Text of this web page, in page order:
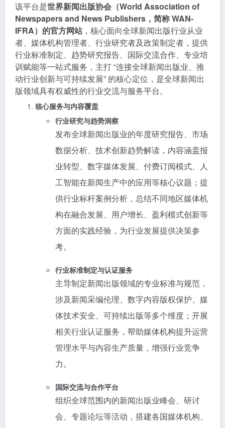
该平台是世界新闻出版协会（World Association of
Newspapers and News Publishers，简称 WAN-
IFRA）的官方网站，核心面向全球新闻出版行业从业
者、媒体机构管理者、行业研究者及政策制定者，提供
行业标准制定、趋势研究报告、国际交流合作、专业培
训赋能等一站式服务，主打 “连接全球新闻出版业、推
动行业创新与可持续发展” 的核心定位，是全球新闻出
版领域具有权威性的行业交流与服务平台。
核心服务与内容覆盖
行业研究与趋势洞察
发布全球新闻出版业的年度研究报告、市场
数据分析、技术创新趋势解读，内容涵盖报
业转型、数字媒体发展、付费订阅模式、人
工智能在新闻生产中的应用等核心议题；提
供行业标杆案例分析，总结不同地区媒体机
构在融合发展、用户增长、盈利模式创新等
方面的实践经验，为行业发展提供决策参
考。
行业标准制定与认证服务
主导制定新闻出版领域的专业标准与规范，
涉及新闻采编伦理、数字内容版权保护、媒
体技术安全、可持续出版等多个维度；开展
相关行业认证服务，帮助媒体机构提升运营
管理水平与内容生产质量，增强行业竞争
力。
国际交流与合作平台
组织全球范围内的新闻出版业峰会、研讨
会、专题论坛等活动，搭建各国媒体机构、